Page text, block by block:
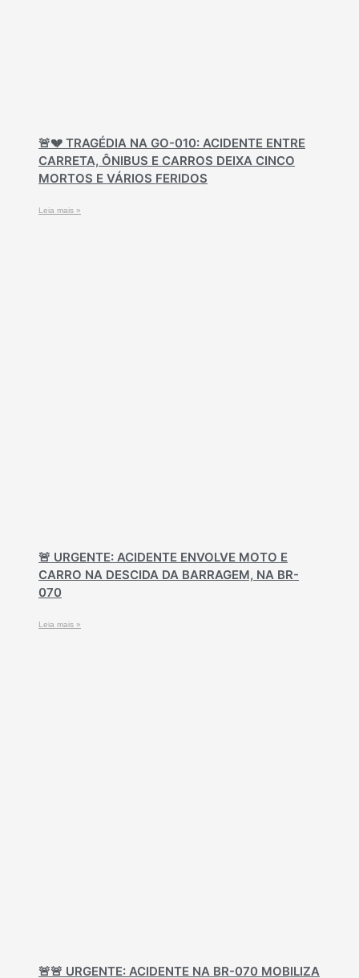
🚨💔 TRAGÉDIA NA GO-010: ACIDENTE ENTRE
CARRETA, ÔNIBUS E CARROS DEIXA CINCO
MORTOS E VÁRIOS FERIDOS
Leia mais »
🚨 URGENTE: ACIDENTE ENVOLVE MOTO E
CARRO NA DESCIDA DA BARRAGEM, NA BR-
070
Leia mais »
🚨🚨 URGENTE: ACIDENTE NA BR-070 MOBILIZA